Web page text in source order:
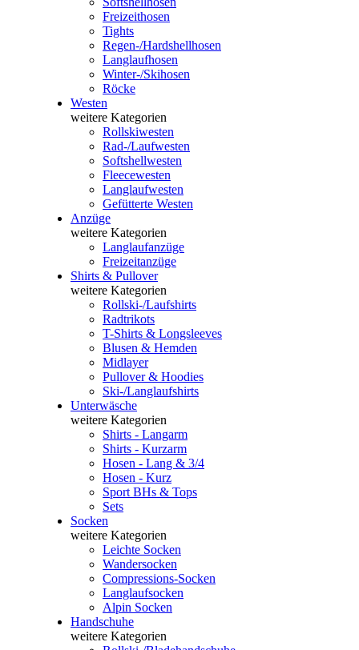
Freizeithosen
Tights
Regen-/Hardshellhosen
Langlaufhosen
Winter-/Skihosen
Röcke
Westen
weitere Kategorien
Rollskiwesten
Rad-/Laufwesten
Softshellwesten
Fleecewesten
Langlaufwesten
Gefütterte Westen
Anzüge
weitere Kategorien
Langlaufanzüge
Freizeitanzüge
Shirts & Pullover
weitere Kategorien
Rollski-/Laufshirts
Radtrikots
T-Shirts & Longsleeves
Blusen & Hemden
Midlayer
Pullover & Hoodies
Ski-/Langlaufshirts
Unterwäsche
weitere Kategorien
Shirts - Langarm
Shirts - Kurzarm
Hosen - Lang & 3/4
Hosen - Kurz
Sport BHs & Tops
Sets
Socken
weitere Kategorien
Leichte Socken
Wandersocken
Compressions-Socken
Langlaufsocken
Alpin Socken
Handschuhe
weitere Kategorien